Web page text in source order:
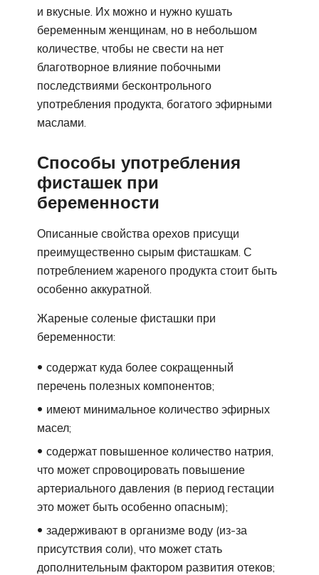
и вкусные. Их можно и нужно кушать
беременным женщинам, но в небольшом
количестве, чтобы не свести на нет
благотворное влияние побочными
последствиями бесконтрольного
употребления продукта, богатого эфирными
маслами.
Способы употребления
фисташек при
беременности
Описанные свойства орехов присущи
преимущественно сырым фисташкам. С
потреблением жареного продукта стоит быть
особенно аккуратной.
Жареные соленые фисташки при
беременности:
содержат куда более сокращенный
перечень полезных компонентов;
имеют минимальное количество эфирных
масел;
содержат повышенное количество натрия,
что может спровоцировать повышение
артериального давления (в период гестации
это может быть особенно опасным);
задерживают в организме воду (из-за
присутствия соли), что может стать
дополнительным фактором развития отеков;